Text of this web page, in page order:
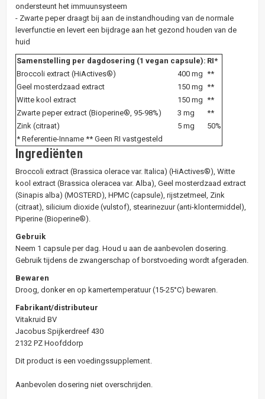
ondersteunt het immuunsysteem
- Zwarte peper draagt bij aan de instandhouding van de normale
leverfunctie en levert een bijdrage aan het gezond houden van de
huid
Samenstelling per dagdosering (1 vegan capsule): RI*
Broccoli extract (HiActives®)
400 mg **
Geel mosterdzaad extract
150 mg **
Witte kool extract
150 mg **
Zwarte peper extract (Bioperine®, 95-98%)
3 mg
**
Zink (citraat)
5 mg
50%
* Referentie-Inname ** Geen RI vastgesteld
Ingrediënten
Broccoli extract (Brassica olerace var. Italica) (HiActives®), Witte
kool extract (Brassica oleracea var. Alba), Geel mosterdzaad extract
(Sinapis alba) (MOSTERD), HPMC (capsule), rijstzetmeel, Zink
(citraat), silicium dioxide (vulstof), stearinezuur (anti-klontermiddel),
Piperine (Bioperine®).
Gebruik
Neem 1 capsule per dag. Houd u aan de aanbevolen dosering.
Gebruik tijdens de zwangerschap of borstvoeding wordt afgeraden.
Bewaren
Droog, donker en op kamertemperatuur (15-25°C) bewaren.
Fabrikant/distributeur
Vitakruid BV
Jacobus Spijkerdreef 430
2132 PZ Hoofddorp
Dit product is een voedingssupplement.
Aanbevolen dosering niet overschrijden.